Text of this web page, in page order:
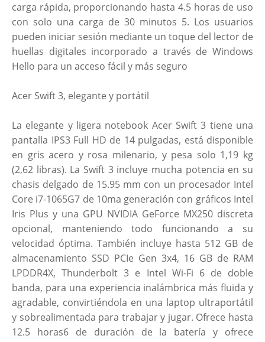
carga rápida, proporcionando hasta 4.5 horas de uso
con solo una carga de 30 minutos 5. Los usuarios
pueden iniciar sesión mediante un toque del lector de
huellas digitales incorporado a través de Windows
Hello para un acceso fácil y más seguro
Acer Swift 3, elegante y portátil
La elegante y ligera notebook Acer Swift 3 tiene una
pantalla IPS3 Full HD de 14 pulgadas, está disponible
en gris acero y rosa milenario, y pesa solo 1,19 kg
(2,62 libras). La Swift 3 incluye mucha potencia en su
chasis delgado de 15.95 mm con un procesador Intel
Core i7-1065G7 de 10ma generación con gráficos Intel
Iris Plus y una GPU NVIDIA GeForce MX250 discreta
opcional, manteniendo todo funcionando a su
velocidad óptima. También incluye hasta 512 GB de
almacenamiento SSD PCIe Gen 3x4, 16 GB de RAM
LPDDR4X, Thunderbolt 3 e Intel Wi-Fi 6 de doble
banda, para una experiencia inalámbrica más fluida y
agradable, convirtiéndola en una laptop ultraportátil
y sobrealimentada para trabajar y jugar. Ofrece hasta
12.5 horas6 de duración de la batería y ofrece